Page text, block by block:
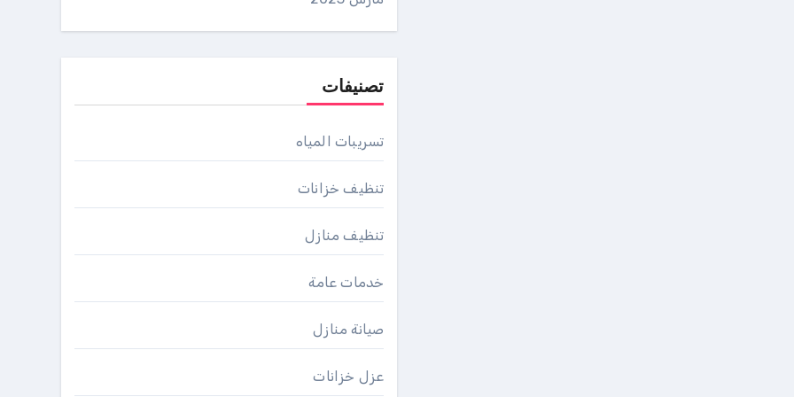
تصنيفات
تسريبات المياه
تنظيف خزانات
تنظيف منازل
خدمات عامة
صيانة منازل
عزل خزانات